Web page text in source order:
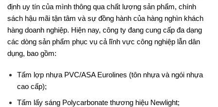
định uy tín của mình thông qua chất lượng sản phẩm, chính
sách hậu mãi tận tâm và sự đồng hành của hàng nghìn khách
hàng doanh nghiệp. Hiện nay, công ty đang cung cấp đa dạng
các dòng sản phẩm phục vụ cả lĩnh vực công nghiệp lẫn dân
dụng, bao gồm:
Tấm lợp nhựa PVC/ASA Eurolines (tôn nhựa và ngói nhựa
cao cấp);
Tấm lấy sáng Polycarbonate thương hiệu Newlight;